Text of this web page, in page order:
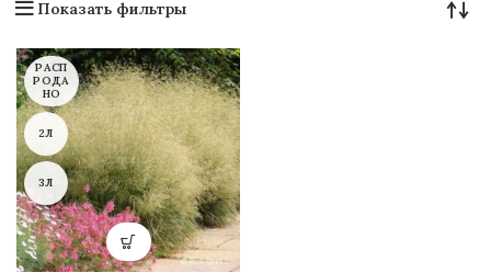
Показать фильтры
РАСП
РОДА
НО
2Л
3Л